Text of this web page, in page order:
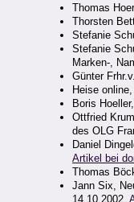
Thomas
Thorsten
Stefanie
Stefanie
Marken-,
Günter
Heise
Boris
Ottfried
des OLG
Daniel
Artikel bei
Thomas
Jann Six,
14.10.2002,